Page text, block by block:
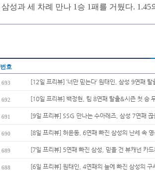
삼성과 세 차례 만나 1승 1패를 거뒀다.
번호
693 [12일 프리뷰] ‘너만 믿는다’ 원태인, 삼성 9연패 탈
692 [10일 프리뷰] 백정현, 팀 8연패 탈출&시즌 첫 승
691 [9일 프리뷰] SSG 만나는 수아레즈, 삼성 7연패 끊
690 [8일 프리뷰] 허윤동, 6연패 빠진 삼성의 난세 속
689 [7일 프리뷰] 5연패 빠진 삼성, 믿을 건 뷰캐넌 카드
688 [6일 프리뷰] 원태인, 4연패의 늪에 빠진 삼성의 구